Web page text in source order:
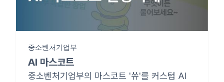
중소벤처기업부
AI 마스코트
중소벤처기업부의 마스코트 '쓔'를 커스텀 AI